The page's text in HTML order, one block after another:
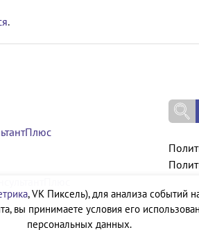
.
, VK Пиксель), для анализа событий
вы принимаете условия его
персональных данных.